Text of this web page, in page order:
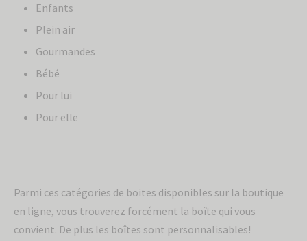
Enfants
Plein air
Gourmandes
Bébé
Pour lui
Pour elle
Parmi ces catégories de boites disponibles sur la boutique
en ligne, vous trouverez forcément la boîte qui vous
convient. De plus les boîtes sont personnalisables!